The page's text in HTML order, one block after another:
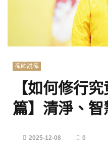
禪師說禪
【如何修行
篇】清淨、
2025-12-08 0